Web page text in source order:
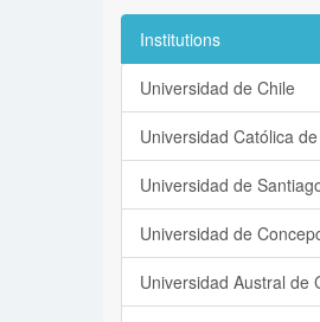
Institutions
Universidad de Chile
Universidad Católica
Universidad de
Universidad de
Universidad Austral de